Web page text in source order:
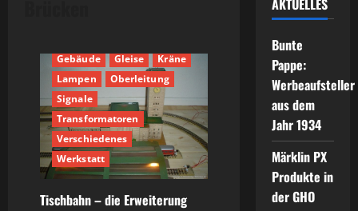
Gebäude
Gleise
Kräne
Lampen
Oberleitung
Signale
Transformatoren
Verschiedenes
Werkstatt
Tischbahn – die Erweiterung
AKTUELLES
Bunte
Pappe:
Werbeaufsteller
aus dem
Jahr 1934
Märklin PX
Produkte in
der GHO